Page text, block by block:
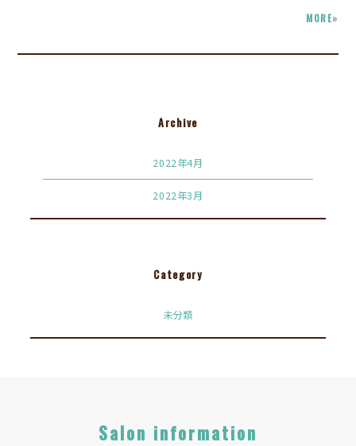
MORE»
Archive
2022年4月
2022年3月
Category
未分類
Salon information